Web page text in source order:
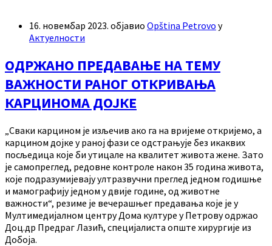
16. новембар 2023. објавио Opština Petrovo у
Актуелности
ОДРЖАНО ПРЕДАВАЊЕ НА ТЕМУ
ВАЖНОСТИ РАНОГ ОТКРИВАЊА
КАРЦИНОМА ДОЈКЕ
„Сваки карцином је изљечив ако га на вријеме откријемо, а
карцином дојке у раној фази се одстрањује без икаквих
посљедица које би утицале на квалитет живота жене. Зато
је самопреглед, редовне контроле након 35 година живота,
које подразумијевају ултразвучни преглед једном годишње
и мамографију једном у двије године, од животне
важности“, резиме је вечерашњег предавања које је у
Мултимедијалном центру Дома културе у Петрову одржао
Доц.др Предраг Лазић, специјалиста опште хирургије из
Добоја.